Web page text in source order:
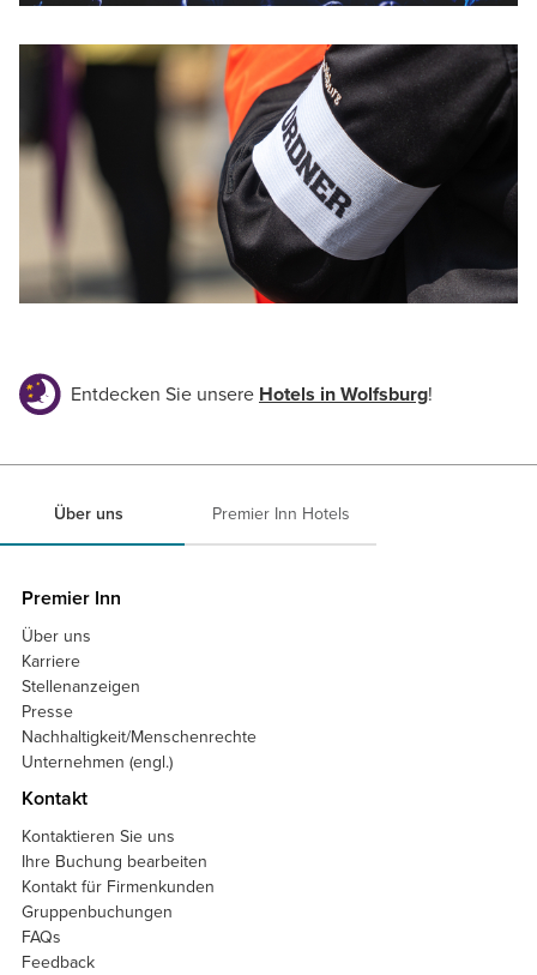
Entdecken Sie unsere Hotels in Wolfsburg!
Über uns Premier Inn Hotels
Premier Inn
Über uns
Karriere
Stellenanzeigen
Presse
Nachhaltigkeit/Menschenrechte
Unternehmen (engl.)
Kontakt
Kontaktieren Sie uns
Ihre Buchung bearbeiten
Kontakt für Firmenkunden
Gruppenbuchungen
FAQs
Feedback